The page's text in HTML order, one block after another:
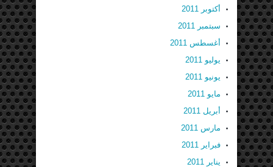
أكتوبر 2011
سبتمبر 2011
أغسطس 2011
يوليو 2011
يونيو 2011
مايو 2011
أبريل 2011
مارس 2011
فبراير 2011
يناير 2011